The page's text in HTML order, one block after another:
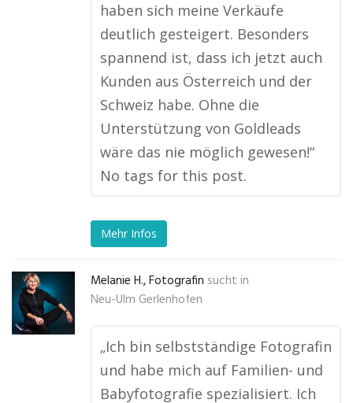
haben sich meine Verkäufe
deutlich gesteigert. Besonders
spannend ist, dass ich jetzt auch
Kunden aus Österreich und der
Schweiz habe. Ohne die
Unterstützung von Goldleads
wäre das nie möglich gewesen!“
No tags for this post.
Mehr Infos
Melanie H., Fotografin sucht in
Neu-Ulm Gerlenhofen
„Ich bin selbstständige Fotografin
und habe mich auf Familien- und
Babyfotografie spezialisiert. Ich